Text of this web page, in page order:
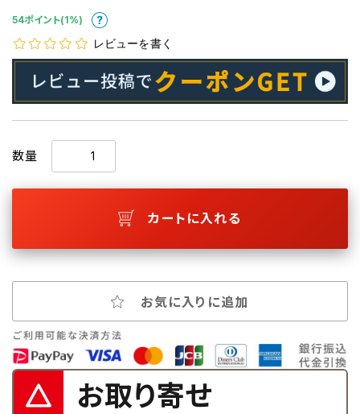
54ポイント(1%)
レビューを書く
数量
カートに入れる
お気に入りに追加
お取り寄せ